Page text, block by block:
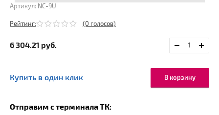
Артикул: NC-9U
Рейтинг: (0 голосов)
6 304.21 руб.
Купить в один клик В корзину
Отправим с терминала ТК: